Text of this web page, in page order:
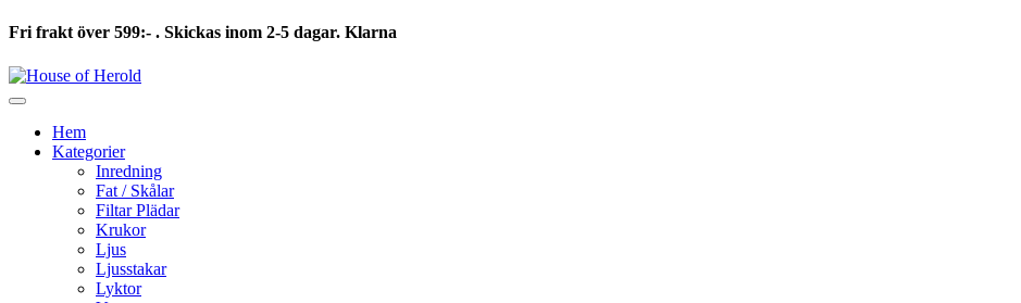
Fri frakt över 599:- . Skickas inom 2-5 dagar. Klarna
Hoppa
till
Hem
Kategorier
Inredning
Fat / Skålar
Filtar Plädar
Krukor
Ljus
Ljusstakar
Lyktor